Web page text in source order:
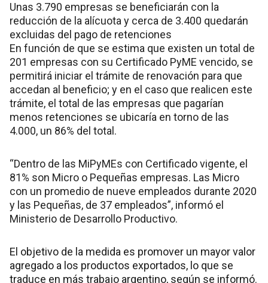
Unas 3.790 empresas se beneficiarán con la
reducción de la alícuota y cerca de 3.400 quedarán
excluidas del pago de retenciones
En función de que se estima que existen un total de
201 empresas con su Certificado PyME vencido, se
permitirá iniciar el trámite de renovación para que
accedan al beneficio; y en el caso que realicen este
trámite, el total de las empresas que pagarían
menos retenciones se ubicaría en torno de las
4.000, un 86% del total.
“Dentro de las MiPyMEs con Certificado vigente, el
81% son Micro o Pequeñas empresas. Las Micro
con un promedio de nueve empleados durante 2020
y las Pequeñas, de 37 empleados”, informó el
Ministerio de Desarrollo Productivo.
El objetivo de la medida es promover un mayor valor
agregado a los productos exportados, lo que se
traduce en más trabajo argentino, según se informó.